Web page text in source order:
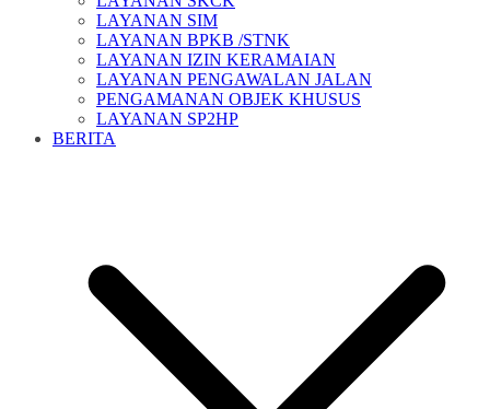
LAYANAN SIM
LAYANAN BPKB /STNK
LAYANAN IZIN KERAMAIAN
LAYANAN PENGAWALAN JALAN
PENGAMANAN OBJEK KHUSUS
LAYANAN SP2HP
BERITA